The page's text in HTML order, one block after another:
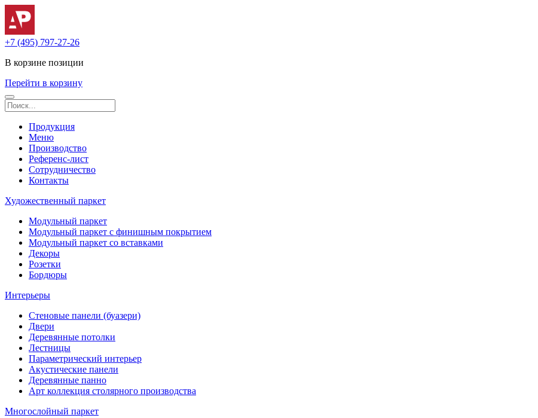
+7 (495) 797-27-26
В корзине позиции
Перейти в корзину
Продукция
Меню
Производство
Референс-лист
Сотрудничество
Контакты
Художественный паркет
Модульный паркет
Модульный паркет с финишным покрытием
Модульный паркет со вставками
Декоры
Розетки
Бордюры
Интерьеры
Стеновые панели (буазери)
Двери
Деревянные потолки
Лестницы
Параметрический интерьер
Акустические панели
Деревянные панно
Арт коллекция столярного производства
Многослойный паркет